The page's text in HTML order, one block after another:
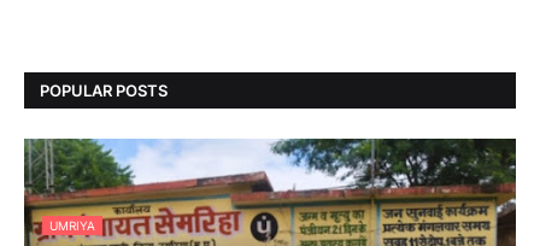
POPULAR POSTS
UMRIYA